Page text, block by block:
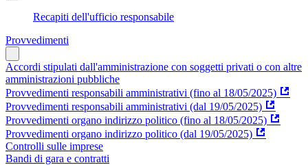
Recapiti dell'ufficio responsabile
Provvedimenti
Accordi stipulati dall'amministrazione con soggetti privati o con altre
amministrazioni pubbliche
Provvedimenti responsabili amministrativi (fino al 18/05/2025)
Provvedimenti responsabili amministrativi (dal 19/05/2025)
Provvedimenti organo indirizzo politico (fino al 18/05/2025)
Provvedimenti organo indirizzo politico (dal 19/05/2025)
Controlli sulle imprese
Bandi di gara e contratti